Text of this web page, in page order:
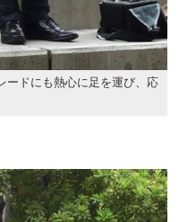
ードにも熱心に足を運び、応